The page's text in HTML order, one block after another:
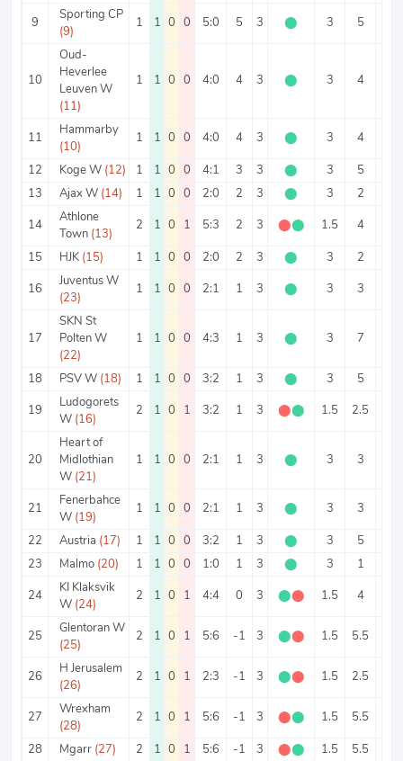
9
Sporting CP
(9)
1 1 0 0 5:0 5 3 ⬤ 3 5
10
Oud-
Heverlee
Leuven W
(11)
1 1 0 0 4:0 4 3 ⬤ 3 4
11
Hammarby
(10)
1 1 0 0 4:0 4 3 ⬤ 3 4
12
Koge W (12) 1 1 0 0 4:1 3 3 ⬤ 3 5
13
Ajax W (14) 1 1 0 0 2:0 2 3 ⬤ 3 2
14
Athlone
Town (13)
2 1 0 1 5:3 2 3 ⬤⬤ 1.5 4
15
HJK (15) 1 1 0 0 2:0 2 3 ⬤ 3 2
16
Juventus W
(23)
1 1 0 0 2:1 1 3 ⬤ 3 3
17
SKN St
Polten W
(22)
1 1 0 0 4:3 1 3 ⬤ 3 7
18 PSV W (18) 1 1 0 0 3:2 1 3 ⬤ 3 5
19
Ludogorets
W (16)
2 1 0 1 3:2 1 3 ⬤⬤ 1.5 2.5
20
Heart of
Midlothian
W (21)
1 1 0 0 2:1 1 3 ⬤ 3 3
21
Fenerbahce
W (19)
1 1 0 0 2:1 1 3 ⬤ 3 3
22
Austria (17) 1 1 0 0 3:2 1 3 ⬤ 3 5
23
Malmo (20) 1 1 0 0 1:0 1 3 ⬤ 3 1
24
KI Klaksvik
W (24)
2 1 0 1 4:4 0 3 ⬤⬤ 1.5 4
25
Glentoran W
(25)
2 1 0 1 5:6 -1 3 ⬤⬤ 1.5 5.5
26
H Jerusalem
(26)
2 1 0 1 2:3 -1 3 ⬤⬤ 1.5 2.5
27
Wrexham
(28)
2 1 0 1 5:6 -1 3 ⬤⬤ 1.5 5.5
28
Mgarr (27) 2 1 0 1 5:6 -1 3 ⬤⬤ 1.5 5.5